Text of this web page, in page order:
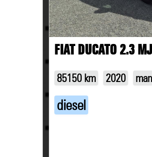
FIAT DUCATO 2.3
85150 km 2020
diesel